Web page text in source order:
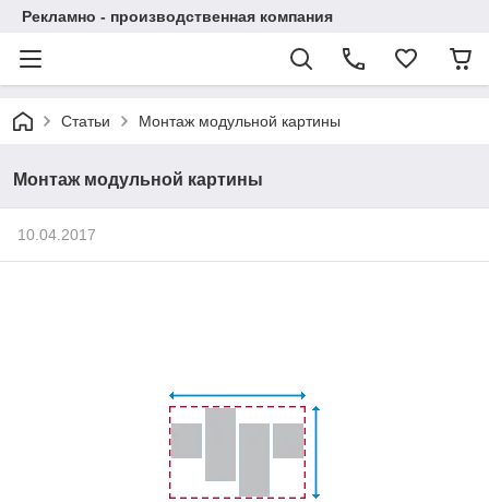
Рекламно - производственная компания
Статьи Монтаж модульной картины
Монтаж модульной картины
10.04.2017